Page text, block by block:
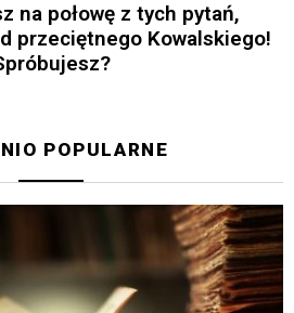
na połowę z tych pytań,
przeciętnego Kowalskiego!
POPULARNE